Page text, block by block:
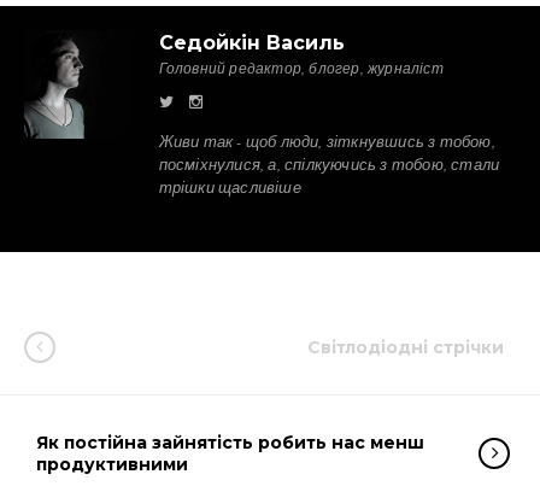
Седойкін Василь
Головний редактор, блогер, журналіст
Живи так - щоб люди, зіткнувшись з тобою,
посміхнулися, а, спілкуючись з тобою, стали
трішки щасливіше
Світлодіодні стрічки
Як постійна зайнятість робить нас менш
продуктивними